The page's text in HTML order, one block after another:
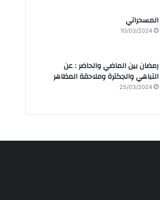
المسحراتي
10/03/2024
رمضان بين الماضي والحاضر : عن
التباهي والجكترة وملاحقة المظاهر
25/03/2024